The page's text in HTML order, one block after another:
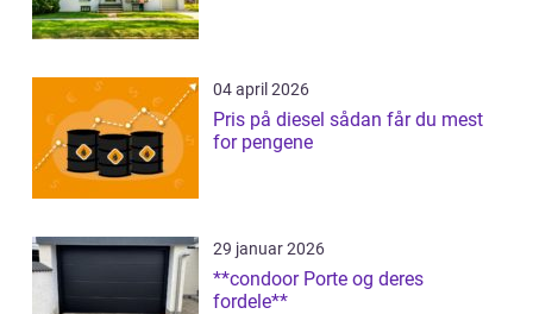
04 april 2026
Pris på diesel sådan får du mest
for pengene
29 januar 2026
**condoor Porte og deres
fordele**